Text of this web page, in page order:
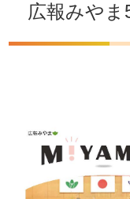
広報みやま